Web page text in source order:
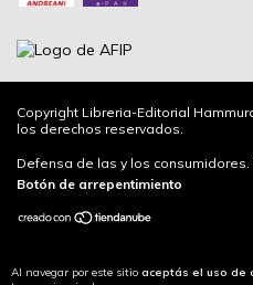
Al navegar por este sitio aceptás el uso de
Copyright Libreria-Editorial
los derechos reservados.
Defensa de las y los
Botón de arrepentimiento